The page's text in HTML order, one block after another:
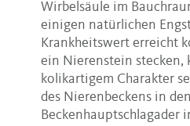
Wirbelsäule im
einigen natürlichen
Krankheitswert erreicht
ein Nierenstein stecken,
kolikartigem Charakter
des Nierenbeckens in
Beckenhauptschlagader